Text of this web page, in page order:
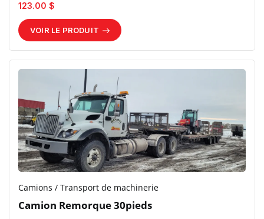
123.00 $
VOIR LE PRODUIT
Camions / Transport de machinerie
Camion Remorque 30pieds